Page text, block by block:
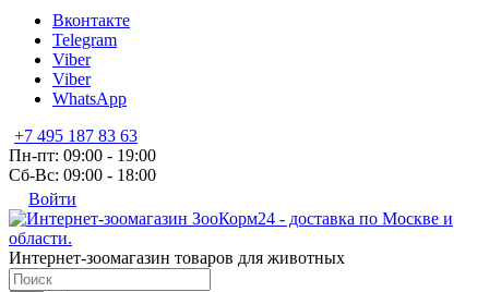
Вконтакте
Telegram
Viber
Viber
WhatsApp
+7 495 187 83 63
Пн-пт: 09:00 - 19:00
Сб-Вс: 09:00 - 18:00
Войти
Интернет-зоомагазин товаров для животных